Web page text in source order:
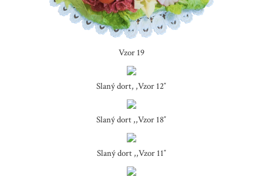
Vzor 19
Slaný dort, ,Vzor 12″
Slaný dort ,,Vzor 18″
Slaný dort ,,Vzor 11″